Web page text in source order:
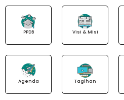
PPDB Visi & Misi
Agenda Tagihan